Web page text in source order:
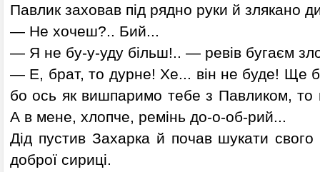
Павлик заховав під рядно руки й злякано
— Не хочеш?.. Бий...
— Я не бу-у-уду більш!.. — ревів бугаєм
— Е, брат, то дурне! Хе... він не буде! Ще
бо ось як вишпаримо тебе з Павликом,
А в мене, хлопче, ремінь до-о-об-рий...
Дід пустив Захарка й почав шукати
доброї сириці.